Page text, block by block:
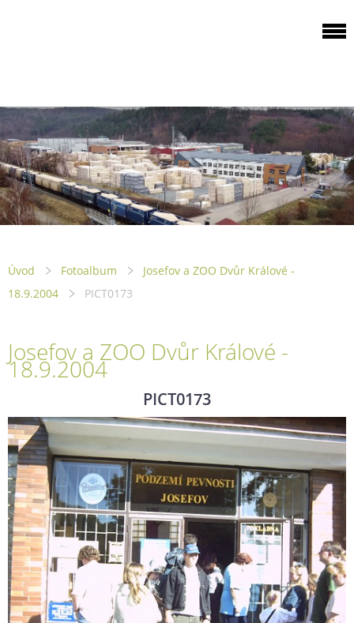
Úvod Fotoalbum
Josefov a ZOO Dvůr Králové -
18.9.2004
PICT0173
Josefov a ZOO Dvůr Králové -
18.9.2004
PICT0173